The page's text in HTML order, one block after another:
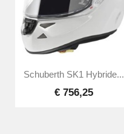
Schuberth SK1 Hybride...
€ 756,25